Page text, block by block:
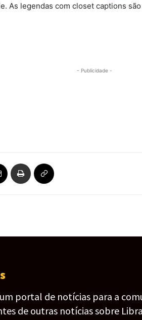
As legendas com closet captions
- Publicidade -
portal de notícias para a
de outras notícias sobre